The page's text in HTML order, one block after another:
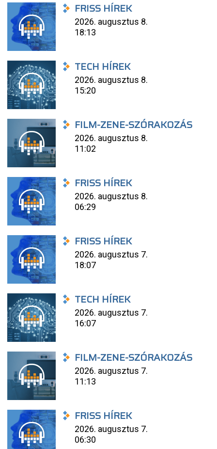
FRISS HÍREK
2026. augusztus 8.
18:13
TECH HÍREK
2026. augusztus 8.
15:20
FILM-ZENE-SZÓRAKOZÁS
2026. augusztus 8.
11:02
FRISS HÍREK
2026. augusztus 8.
06:29
FRISS HÍREK
2026. augusztus 7.
18:07
TECH HÍREK
2026. augusztus 7.
16:07
FILM-ZENE-SZÓRAKOZÁS
2026. augusztus 7.
11:13
FRISS HÍREK
2026. augusztus 7.
06:30